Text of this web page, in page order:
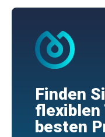
Finden
flexiblen
besten